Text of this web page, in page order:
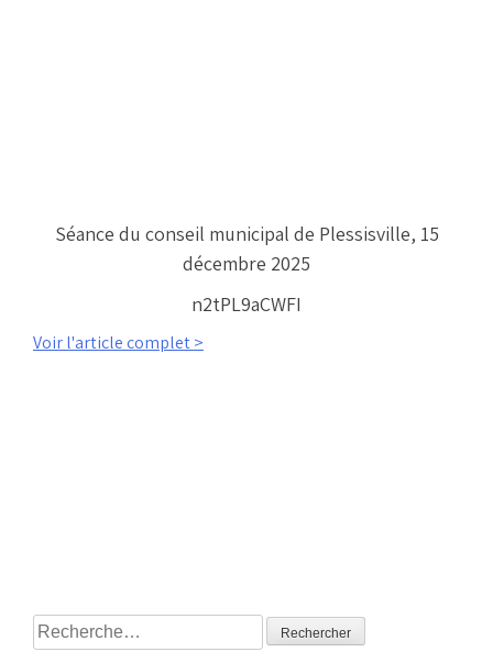
Séance du conseil municipal de Plessisville, 15
décembre 2025
n2tPL9aCWFI
Voir l'article complet >
Rechercher :